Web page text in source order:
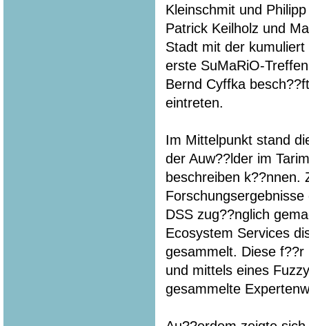
Kleinschmit und
Patrick Keilholz und
Stadt mit der
erste SuMaRiO-
Bernd Cyffka
eintreten.
Im Mittelpunkt stand
der Auw??lder im
beschreiben
DSS zug??nglich
Ecosystem Services
gesammelt. Diese
und mittels eines
gesammelte